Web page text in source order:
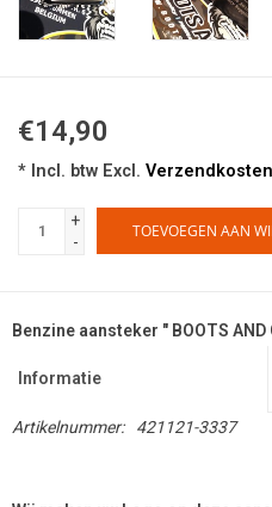
€14,90
* Incl. btw Excl. Verzendkosten
+
-
TOEVOEGEN AAN
Benzine aansteker " BOOTS AND
Informatie
Artikelnummer: 421121-3337